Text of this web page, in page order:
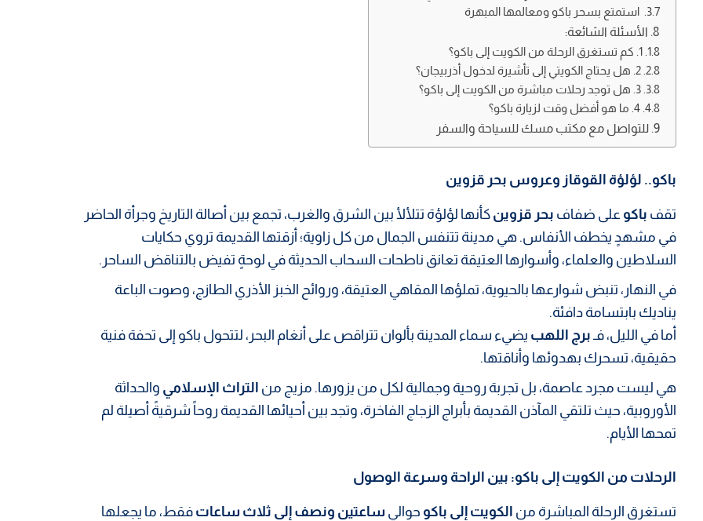
استمتع بسحر باكو ومعالمها المبهرة
الأسئلة الشائعة:
1. كم تستغرق الرحلة من الكويت إلى باكو؟
2. هل يحتاج الكويتي إلى تأشيرة لدخول أذربيجان؟
3. هل توجد رحلات مباشرة من الكويت إلى باكو؟
4. ما هو أفضل وقت لزيارة باكو؟
للتواصل مع مكتب مسك للسياحة والسفر
باكو.. لؤلؤة القوقاز وعروس بحر قزوين
تقف باكو على ضفاف بحر قزوين كأنها لؤلؤة تتلألأ بين الشرق والغرب، تجمع بين أصالة التاريخ وجرأة الحاضر
في مشهدٍ يخطف الأنفاس. هي مدينة تتنفس الجمال من كل زاوية؛ أزقتها القديمة تروي حكايات
السلاطين والعلماء، وأسوارها العتيقة تعانق ناطحات السحاب الحديثة في لوحةٍ تفيض بالتناقض الساحر.
في النهار، تنبض شوارعها بالحيوية، تملؤها المقاهي العتيقة، وروائح الخبز الأذري الطازج، وصوت الباعة
يناديك بابتسامة دافئة.
أما في الليل، فـ برج اللهب يضيء سماء المدينة بألوان تتراقص على أنغام البحر، لتتحول باكو إلى تحفة فنية
حقيقية، تسحرك بهدوئها وأناقتها.
هي ليست مجرد عاصمة، بل تجربة روحية وجمالية لكل من يزورها. مزيج من التراث الإسلامي والحداثة
الأوروبية، حيث تلتقي المآذن القديمة بأبراج الزجاج الفاخرة، وتجد بين أحيائها القديمة روحاً شرقيةً أصيلة لم
تمحها الأيام.
الرحلات من الكويت إلى باكو: بين الراحة وسرعة الوصول
تستغرق الرحلة المباشرة من الكويت إلى باكو حوالي ساعتين ونصف إلى ثلاث ساعات فقط، ما يجعلها